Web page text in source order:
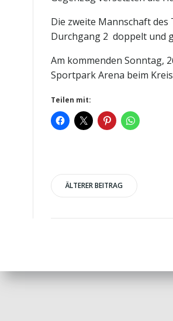
Die zweite Mannschaft
Durchgang 2 doppelt und
Am kommenden Sonntag,
Sportpark Arena beim
Teilen mit:
Post
navigation
ÄLTERER BEITRAG